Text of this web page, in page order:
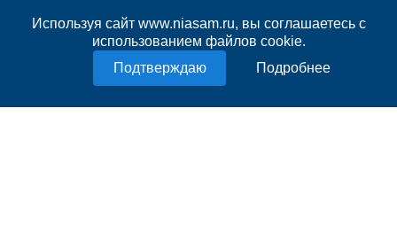
Используя сайт www.niasam.ru, вы соглашаетесь с
использованием файлов cookie.
Подробнее
Учредитель ООО "НИАСам".
Тел. редакции+7 (846) 990-91-71.Электронная почта: info@niasam.ru
Политика конфиденциальности